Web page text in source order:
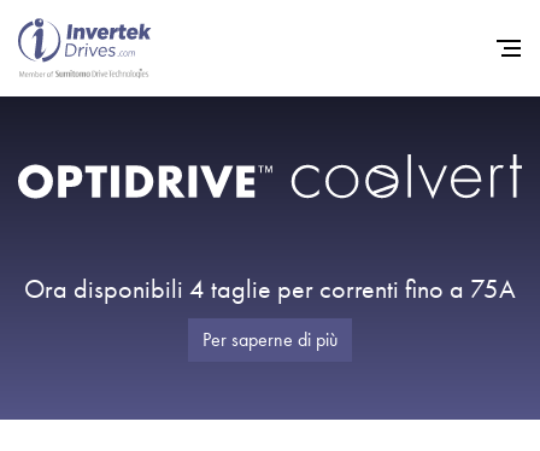
Ora disponibili 4 taglie per correnti fino a 75A
Per saperne di più
Home